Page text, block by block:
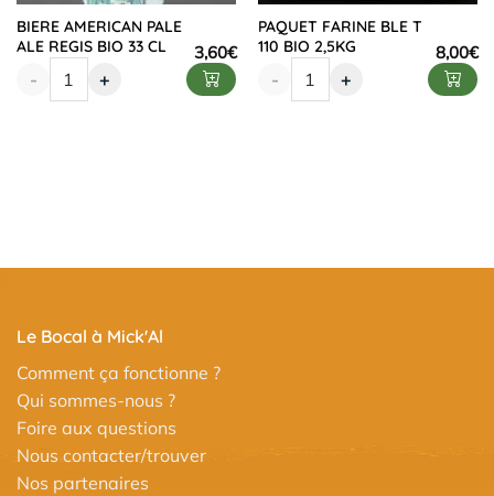
BIERE AMERICAN PALE
ALE REGIS BIO 33 CL
3,60€
-
+
PAQUET FARINE BLE T
110 BIO 2,5KG
8,00€
-
+
Le Bocal à Mick'Al
Comment ça fonctionne ?
Qui sommes-nous ?
Foire aux questions
Nous contacter/trouver
Nos partenaires